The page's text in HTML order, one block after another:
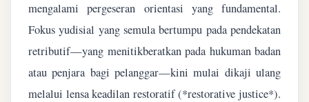
mengalami pergeseran orientasi yang fundamental.
Fokus yudisial yang semula bertumpu pada pendekatan
retributif—yang menitikberatkan pada hukuman badan
atau penjara bagi pelanggar—kini mulai dikaji ulang
melalui lensa keadilan restoratif (*restorative justice*).